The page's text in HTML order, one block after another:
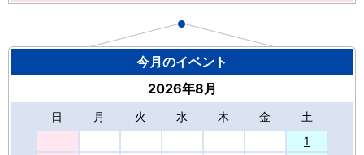
今月のイベント
2026年8月
日 月 火 水 木 金
土
1